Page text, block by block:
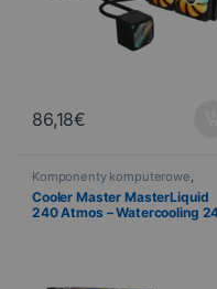
86,18€
Komponenty komputerowe,
Informatyka , Chłodzenie
Cooler Master MasterLiquid
240 Atmos – Watercooling